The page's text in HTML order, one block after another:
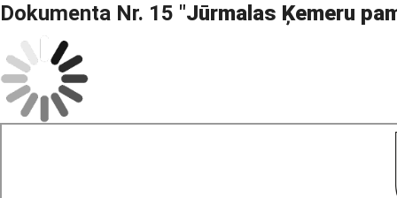
Dokumenta Nr. 15 "Jūrmalas Ķemeru